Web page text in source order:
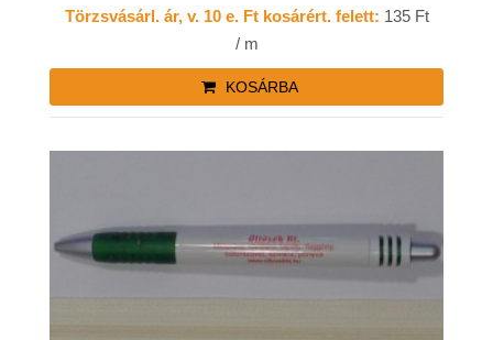
Törzsvásárl. ár, v. 10 e. Ft kosárért. felett: 135 Ft
/ m
KOSÁRBA